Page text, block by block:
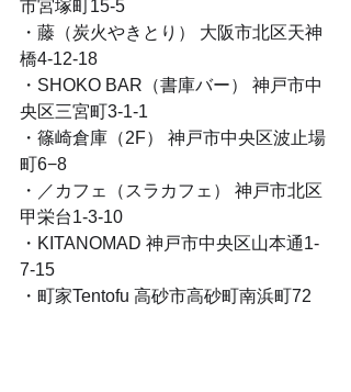
市宮塚町15-5
・藤（炭火やきとり） 大阪市北区天神
橋4-12-18
・SHOKO BAR（書庫バー） 神戸市中
央区三宮町3-1-1
・篠崎倉庫（2F） 神戸市中央区波止場
町6−8
・／カフェ（スラカフェ） 神戸市北区
甲栄台1-3-10
・KITANOMAD 神戸市中央区山本通1-
7-15
・町家Tentofu 高砂市高砂町南浜町72